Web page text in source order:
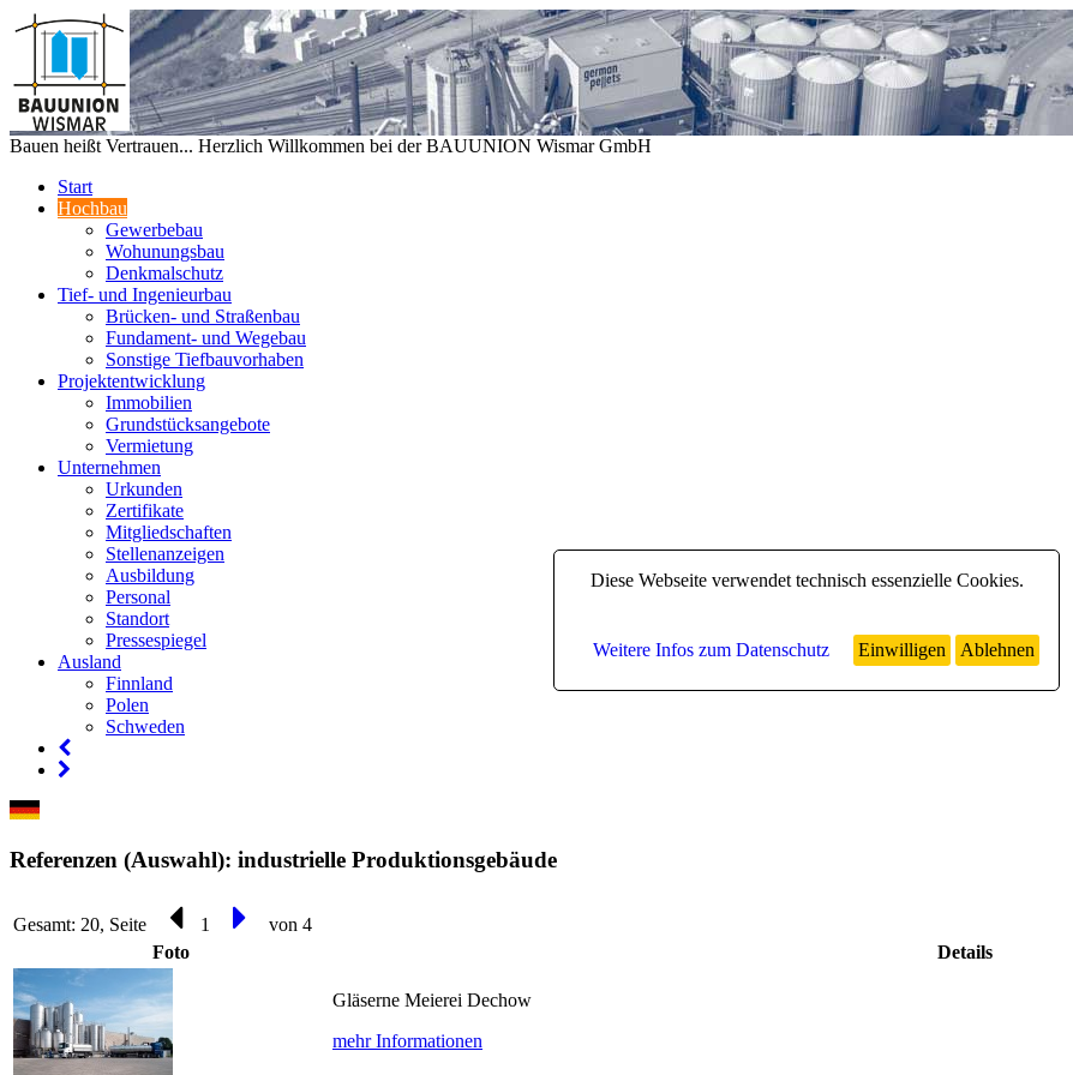
Diese Webseite verwendet technisch essenzielle Cookies.
Weitere Infos zum Datenschutz Einwilligen Ablehnen
Bauen heißt Vertrauen... Herzlich Willkommen bei der BAUUNION Wismar GmbH
Start
Hochbau
Gewerbebau
Wohunungsbau
Denkmalschutz
Tief- und Ingenieurbau
Brücken- und Straßenbau
Fundament- und Wegebau
Sonstige Tiefbauvorhaben
Projektentwicklung
Immobilien
Grundstücksangebote
Vermietung
Unternehmen
Urkunden
Zertifikate
Mitgliedschaften
Stellenanzeigen
Ausbildung
Personal
Standort
Pressespiegel
Ausland
Finnland
Polen
Schweden
Referenzen (Auswahl): industrielle Produktionsgebäude
Gesamt: 20, Seite 1
von 4
Foto
Details
Gläserne Meierei Dechow
mehr Informationen